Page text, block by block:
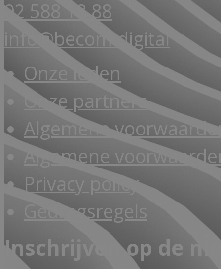
02 588 18 88
info@becom.digital
Onze leden
Onze partners
Algemene
Algemene
Privacy policy
Gedragsregels
Inschrijven op de